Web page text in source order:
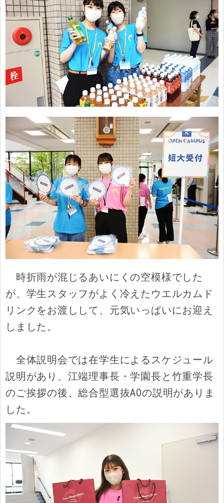
時折雨が混じるあいにくの空模様でした
が、学生スタッフがよく冷えたウエルカムド
リンクをお渡しして、元気いっぱいにお迎え
しました。
全体説明会では在学生によるスケジュール
説明があり、江端理事長・学園長と竹重学長
のご挨拶の後、総合型選抜AOの説明がありま
した。